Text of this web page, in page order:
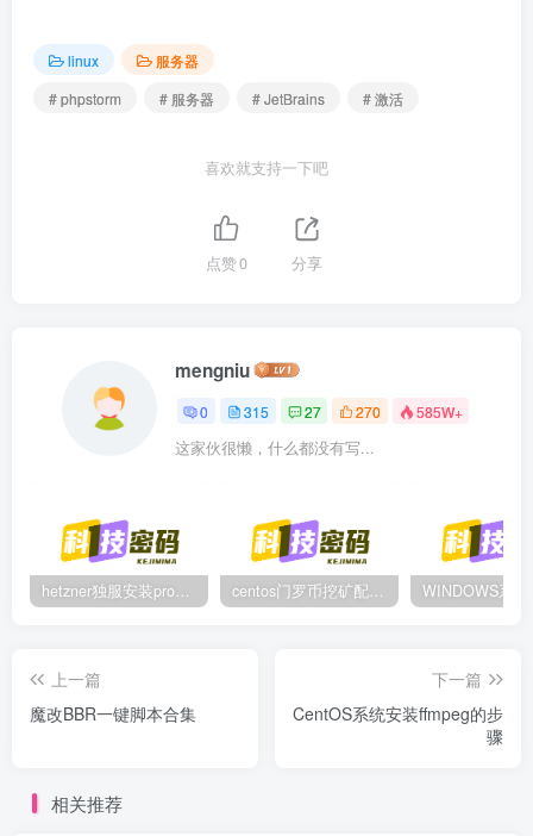
linux
服务器
# phpstorm
# 服务器 # JetBrains # 激活
喜欢就支持一下吧
点赞0 分享
mengniu
0 315 27 270 585W+
这家伙很懒，什么都没有写...
hetzner独服安装proxmox后，配置NAT网络（为单IP创建多个虚拟机做准备） centos门罗币挖矿配置过程
上一篇
魔改BBR一键脚本合集
下一篇
CentOS系统安装ffmpeg的步
骤
相关推荐